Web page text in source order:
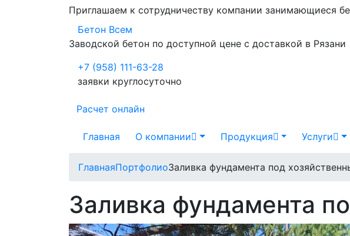
Приглашаем к сотрудничеству компании занимающиеся
Бетон Всем
Заводской бетон по доступной цене с доставкой в Рязани
+7 (958) 111-63-28
заявки круглосуточно
Расчет онлайн
Главная О компании Продукция Услуги
ГлавнаяПортфолиоЗаливка фундамента под
Заливка фундамента